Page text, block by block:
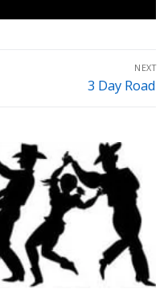
NEXT
Next
3 Day Road